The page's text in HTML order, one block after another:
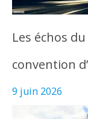
Les échos
convention
9 juin 2026